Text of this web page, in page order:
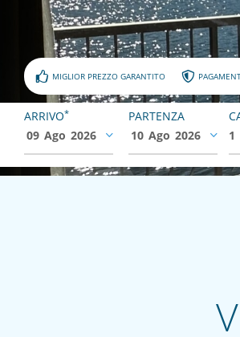
MIGLIOR PREZZO GARANTITO
ARRIVO*
09 Ago 2026
PARTENZA
10 Ago 2026 1